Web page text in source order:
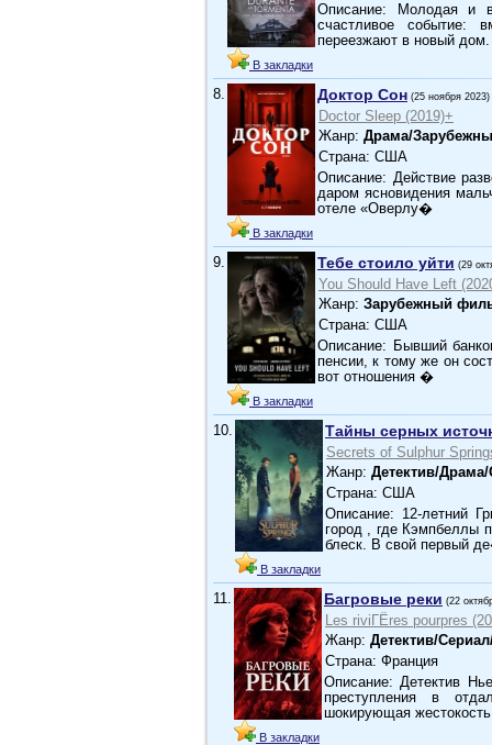
В закладки
Описание: Молодая и
счастливое событие:
переезжают в новый
8.
В закладки
Доктор Сон (25 ноября 2023)
Doctor Sleep (2019)+
Жанр: Драма/
Страна: США
Описание: Действие
даром ясновидения
отеле «Оверлу�
9.
В закладки
Тебе стоило уйти (29
You Should Have Left
Жанр: Зарубежный
Страна: США
Описание: Бывший
пенсии, к тому же он
вот отношения �
10.
В закладки
Тайны серных
Secrets of Sulphur
Жанр: Детектив/
Страна: США
Описание: 12-летний
город , где Кэмпбеллы
блеск. В свой первый
11.
В закладки
Багровые реки (22
Les riviГЁres pourpres
Жанр: Детектив/
Страна: Франция
Описание: Детектив
преступления в
шокирующая